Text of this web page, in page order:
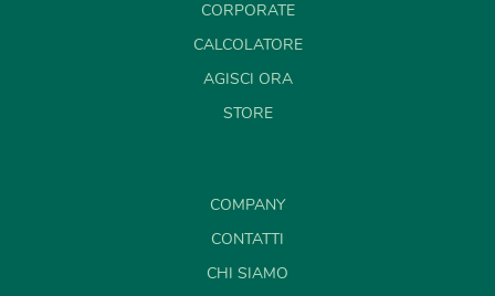
CORPORATE
CALCOLATORE
AGISCI ORA
STORE
COMPANY
CONTATTI
CHI SIAMO